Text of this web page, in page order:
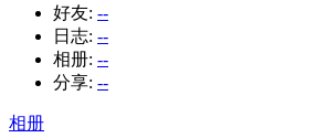
好友: --
日志: --
相册: --
分享: --
相册